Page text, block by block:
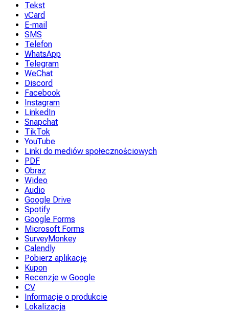
Tekst
vCard
E-mail
SMS
Telefon
WhatsApp
Telegram
WeChat
Discord
Facebook
Instagram
LinkedIn
Snapchat
TikTok
YouTube
Linki do mediów społecznościowych
PDF
Obraz
Wideo
Audio
Google Drive
Spotify
Google Forms
Microsoft Forms
SurveyMonkey
Calendly
Pobierz aplikację
Kupon
Recenzje w Google
CV
Informacje o produkcie
Lokalizacja